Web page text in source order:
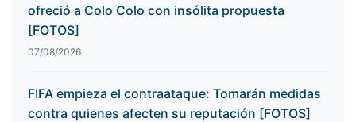
ofreció a Colo Colo con insólita propuesta
[FOTOS]
07/08/2026
FIFA empieza el contraataque: Tomarán medidas
contra quienes afecten su reputación [FOTOS]